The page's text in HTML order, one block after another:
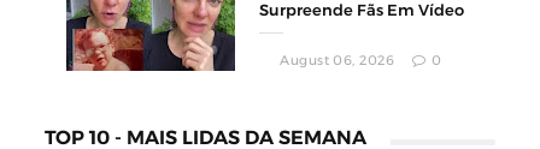
Surpreende Fãs Em Vídeo
August 06, 2026 0
TOP 10 - MAIS LIDAS DA SEMANA